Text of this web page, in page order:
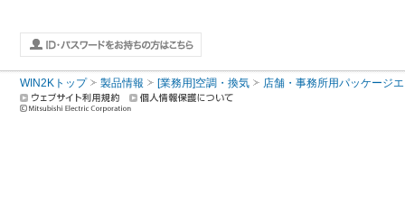
WIN2Kトップ 製品情報 [業務用]空調・換気 店舗・事務所用パッケージ